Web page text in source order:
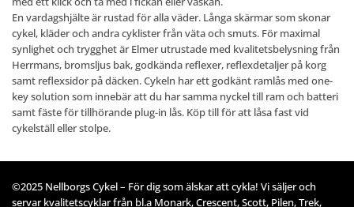
En vardagshjälte är rustad för alla väder. Långa skärmar som skonar
cykel, kläder och andra cyklister från väta och smuts. För maximal
synlighet och trygghet är Elmer utrustade med kvalitetsbelysning från
Herrmans, bromsljus bak, godkända reflexer, reflexdetaljer på korg
samt reflexsidor på däcken. Cykeln har ett godkänt ramlås med one-
key solution som innebär att du har samma nyckel till ram och batteri
samt fäste för tillhörande plug-in lås. Köp till för att låsa fast vid
cykelställ eller stolpe.
©2025 Nellborgs Cykel – För dig som älskar att cykla! Vi säljer och
servar kvalitetscyklar från bl.a Monark, Crescent, Scott, Pilen, Trek,